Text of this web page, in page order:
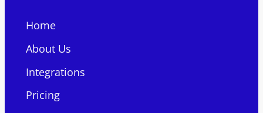
Home
About Us
Integrations
Pricing